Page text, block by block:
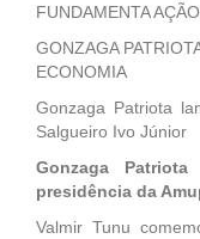
FUNDAMENTA
GONZAGA
ECONOMIA
Gonzaga Patriota
Salgueiro Ivo Júnior
Gonzaga
presidência da
Valmir Tunu